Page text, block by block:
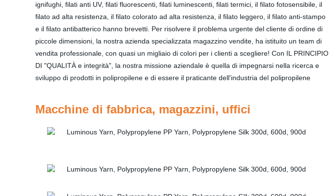
ignifughi, filati anti UV, filati fluorescenti, filati luminescenti, filati termici, il filato fotosensibile, il
filato ad alta resistenza, il filato colorato ad alta resistenza, il filato leggero, il filato anti-stampo
e il filato antibatterico hanno brevetti. Per risolvere il problema urgente del cliente di ordine di
piccole dimensioni, la nostra azienda specializzata magazzino vendite, ha istituito un team di
vendita professionale, con quasi un migliaio di colori per i clienti a scegliere! Con IL PRINCIPIO
DI "QUALITÀ e integrità", la nostra missione aziendale è quella di impegnarsi nella ricerca e
sviluppo di prodotti in polipropilene e di essere il praticante dell'industria del polipropilene
Macchine di fabbrica, magazzini, uffici